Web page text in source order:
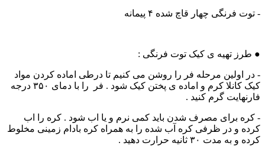
- توت فرنگی چهار قاچ شده ۴ پیمانه
● طرز تهیه ی کیک توت فرنگی :
- در اولین مرحله فر را روشن می کنیم تا درطی اماده کردن مواد
کیک کانلا کرم و اماده ی پختن کیک شود . فر را با دمای ۳۵۰ درجه
فارنهایت گرم کنید .
- کره برای مصرف شدن باید کمی نرم و یا اب شود . کره را اب
کرده و در ظرفی کره آب شده را به همراه کره بادام زمینی مخلوط
کرده و به مدت ۳۰ ثانیه حرارت دهید .